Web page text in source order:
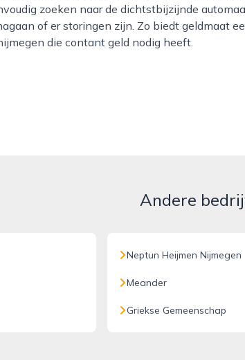
zoeken naar de dichtstbijzijnde
of er storingen zijn. Zo biedt geldmaat
die contant geld nodig heeft.
Andere
Neptun Heijmen Nijmegen
Meander
Griekse Gemeenschap